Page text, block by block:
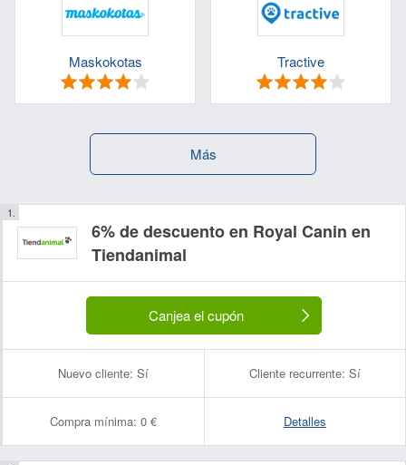
Maskokotas Tractive
Más
6% de descuento en Royal Canin en
Tiendanimal
Canjea el cupón
Nuevo cliente: Sí Cliente recurrente: Sí
Compra mínima: 0 € Detalles